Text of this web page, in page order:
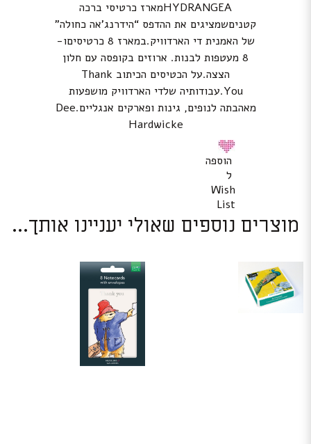
HYDRANGEAמארז כרטיסי ברכה
קטניםשמציגים את ההדפס “הידרנג’אה כחולה”
של האמנית די הארדוויק.במארז 8 כרטיסיםו-
8 מעטפות לבנות. ארוזים בקופסה עם חלון
הצצה.על הכטיסים הכיתוב Thank
You.עבודותיה שלדי הארדוויק מושפעות
מאהבתה לנופים, גינות ופארקים אנגליים.Dee
Hardwicke
הוספה
ל
Wish
List
מוצרים נוספים שאולי יעניינו אותך...